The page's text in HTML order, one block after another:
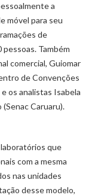
a
móvel para seu
de
Também
comercial, Guiomar
de Convenções
os analistas Isabela
Caruaru).
que
com a mesma
nas unidades
desse modelo,